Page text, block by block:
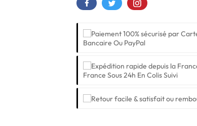
Bancaire Ou PayPal
France Sous 24h En Colis Suivi